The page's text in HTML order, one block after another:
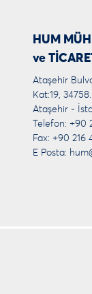
HUM
ve
Ataşehir
Kat:19, 34758.
Ataşehir -
Telefon: +90
Fax: +90 216
E Posta: